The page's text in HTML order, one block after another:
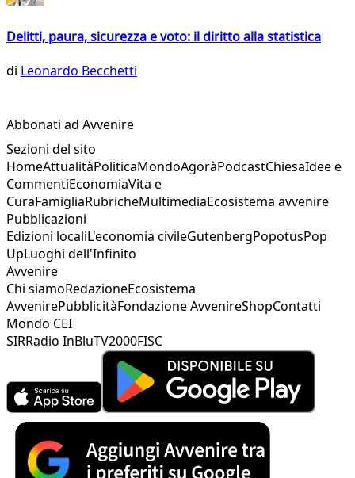
Delitti, paura, sicurezza e voto: il diritto alla statistica
di Leonardo Becchetti
Abbonati ad Avvenire
Sezioni del sito
HomeAttualitàPoliticaMondoAgoràPodcastChiesaIdee e
CommentiEconomiaVita e
CuraFamigliaRubricheMultimediaEcosistema avvenire
Pubblicazioni
Edizioni localiL'economia civileGutenbergPopotusPop
UpLuoghi dell'Infinito
Avvenire
Chi siamoRedazioneEcosistema
AvvenirePubblicitàFondazione AvvenireShopContatti
Mondo CEI
SIRRadio InBluTV2000FISC